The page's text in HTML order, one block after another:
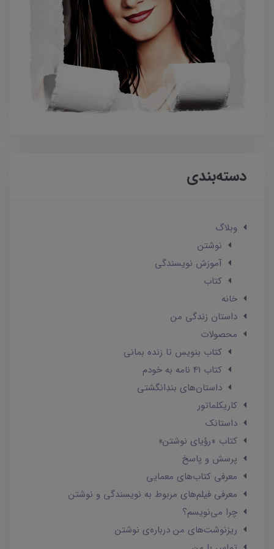
دسته‌بندی
وبلاگ
نوشتن
آموزش نویسندگی
کتاب
خانه
داستان زندگی من
محصولات
کتاب بنویس تا زنده بمانی
کتاب 41 نامه به خودم
داستان‌های بندِانگشتی
کاریکلماتور
داستانک‌
کتاب «رؤیای نوشتن»
پرسش و پاسخ
معرفی کتاب‌های معمایی
معرفی فیلم‌های مربوط به نویسندگی و نوشتن
چرا می‌نویسم؟
ریزنوشت‌های من درباره‌ی نوشتن